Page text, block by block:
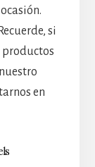
si
productos
en